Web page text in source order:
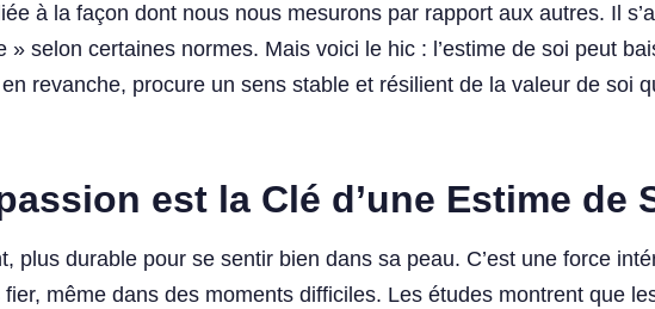
à la façon dont nous nous mesurons par rapport aux autres. Il
selon certaines normes. Mais voici le hic : l’estime de soi peut
revanche, procure un sens stable et résilient de la valeur de soi
est la Clé d’une Estime de
plus durable pour se sentir bien dans sa peau. C’est une force
même dans des moments difficiles. Les études montrent que